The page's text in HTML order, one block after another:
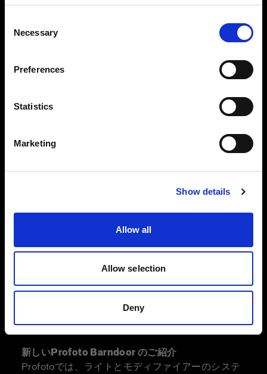
Selection
Necessary
Preferences
Statistics
Marketing
Show details
Allow all
Allow selection
Deny
地域を変更しますか？
Cyprus
サイトにアクセス
テムは、映画制作者のために50種類以上のモディ
ファイアーを提供しています。ソフトボックス、
ソフトズームリフレクター、ビューティーディッ
る
新しいProfoto Barndoor のご紹介
Profotoでは、ライトとモディファイアーのシステ